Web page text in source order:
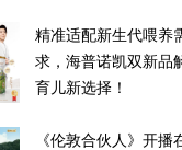
精准适配新生代喂养
求，海普诺凯双新品
育儿新选择！
《伦敦合伙人》开播